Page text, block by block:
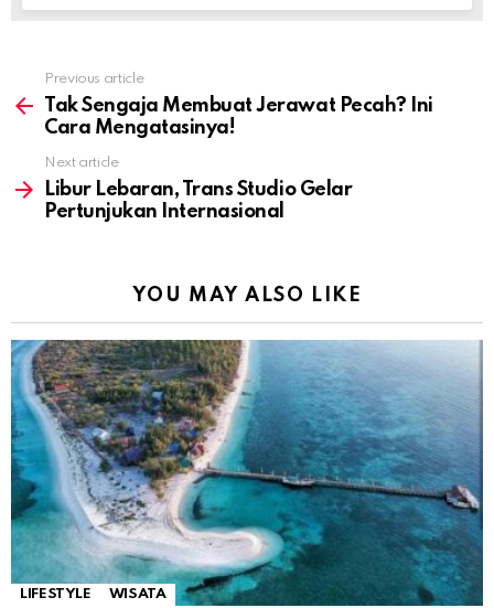
more
Previous article
Tak Sengaja Membuat Jerawat Pecah? Ini
Cara Mengatasinya!
Next article
Libur Lebaran, Trans Studio Gelar
Pertunjukan Internasional
YOU MAY ALSO LIKE
LIFESTYLE WISATA